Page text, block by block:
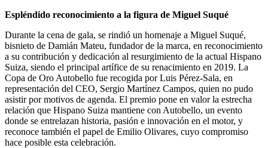
Espléndido reconocimiento a la figura de Miguel Suqué
Durante la cena de gala, se rindió un homenaje a Miguel Suqué,
bisnieto de Damián Mateu, fundador de la marca, en reconocimiento
a su contribución y dedicación al resurgimiento de la actual Hispano
Suiza, siendo el principal artífice de su renacimiento en 2019. La
Copa de Oro Autobello fue recogida por Luis Pérez-Sala, en
representación del CEO, Sergio Martínez Campos, quien no pudo
asistir por motivos de agenda. El premio pone en valor la estrecha
relación que Hispano Suiza mantiene con Autobello, un evento
donde se entrelazan historia, pasión e innovación en el motor, y
reconoce también el papel de Emilio Olivares, cuyo compromiso
hace posible esta celebración.